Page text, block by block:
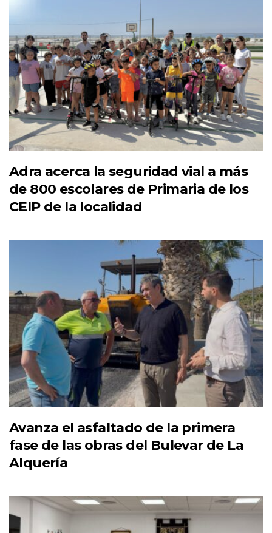
Adra acerca la seguridad vial a más
de 800 escolares de Primaria de los
CEIP de la localidad
Avanza el asfaltado de la primera
fase de las obras del Bulevar de La
Alquería